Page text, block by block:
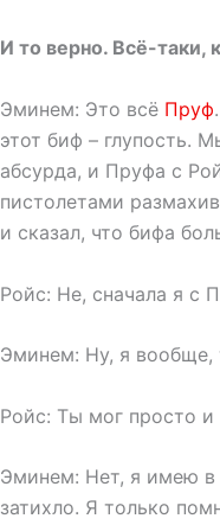
И то верно. Всё-таки,
Эминем: Это всё Пруф
этот биф – глупость.
абсурда, и Пруфа с
пистолетами
и сказал, что бифа
Ройс: Не, сначала я с
Эминем: Ну, я
Ройс: Ты мог просто и
Эминем: Нет, я имею в
затихло. Я только